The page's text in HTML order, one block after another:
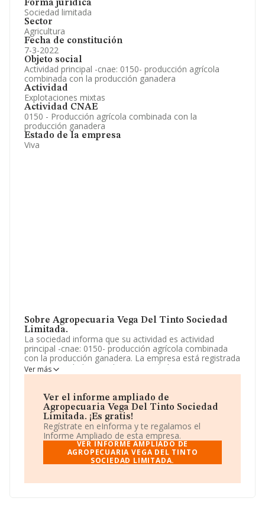
Forma jurídica
Sociedad limitada
Sector
Agricultura
Fecha de constitución
7-3-2022
Objeto social
Actividad principal -cnae: 0150- producción agrícola
combinada con la producción ganadera
Actividad
Explotaciones mixtas
Actividad CNAE
0150 - Producción agrícola combinada con la
producción ganadera
Estado de la empresa
Viva
Sobre Agropecuaria Vega Del Tinto Sociedad
Limitada.
La sociedad informa que su actividad es actividad
principal -cnae: 0150- producción agrícola combinada
con la producción ganadera. La empresa está registrada
como Sociedad Limitada. Su actividad CNAE es
'Producción agrícola combinada con la producción
actividad en mercados exteriores.
La sociedadAgropecuaria Vega del Tinto Sociedad
Limitada, NIF B09765520, se encuentra en Avenida
Manuel Siurot núm. 13, (41013), en el municipio de
Sevilla, Andalucía.
Con los datos a disposición de INFORMA sobre 9.787
ámbito nacional alcanza los 2.873 millones de euros y el
Ver más
Ver el informe ampliado de
Agropecuaria Vega Del Tinto Sociedad
Limitada. ¡Es gratis!
Regístrate en eInforma y te regalamos el
Informe Ampliado de esta empresa.
VER INFORME AMPLIADO DE
AGROPECUARIA VEGA DEL TINTO
SOCIEDAD LIMITADA.